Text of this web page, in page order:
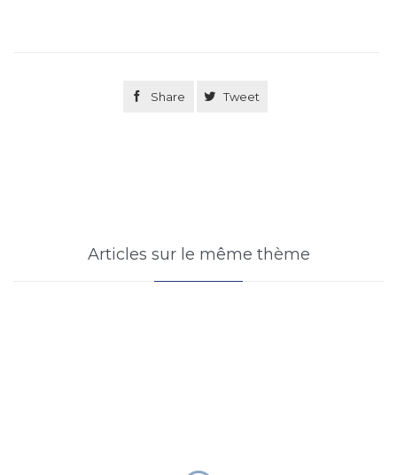
 Share  Tweet
Articles sur le même thème